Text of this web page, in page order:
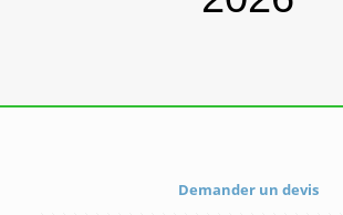
Demander un devis